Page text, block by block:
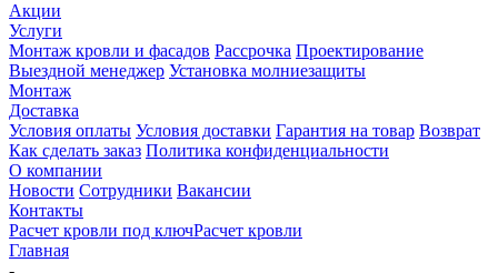
Акции
Услуги
Монтаж кровли и фасадов Рассрочка Проектирование
Выездной менеджер Установка молниезащиты
Монтаж
Доставка
Условия оплаты Условия доставки Гарантия на товар Возврат
Как сделать заказ Политика конфиденциальности
О компании
Новости Сотрудники Вакансии
Контакты
Расчет кровли под ключРасчет кровли
Главная